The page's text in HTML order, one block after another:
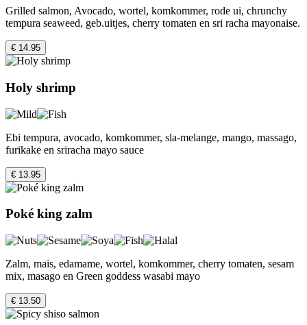
Grilled salmon, Avocado, wortel, komkommer, rode ui, chrunchy
tempura seaweed, geb.uitjes, cherry tomaten en sri racha mayonaise.
€ 14.95
Holy shrimp
Ebi tempura, avocado, komkommer, sla-melange, mango, massago,
furikake en sriracha mayo sauce
€ 13.95
Poké king zalm
Zalm, mais, edamame, wortel, komkommer, cherry tomaten, sesam
mix, masago en Green goddess wasabi mayo
€ 13.50